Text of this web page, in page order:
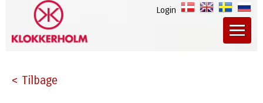
Login
< Tilbage